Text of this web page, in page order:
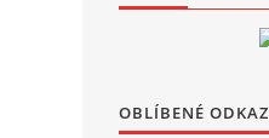
OBLÍBENÉ